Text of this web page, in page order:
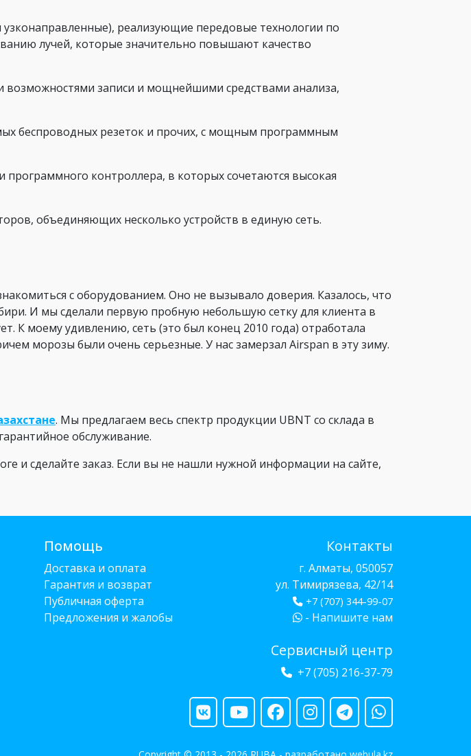
реализующие передовые технологии по
лучей, которые значительно повышают качество
записи и мощнейшими средствами анализа,
беспроводных резеток и прочих, с мощным программным
программного контроллера, в которых сочетаются высокая
объединяющих несколько устройств в единую сеть.
с оборудованием. Оно не вызывало доверия. Казалось, что
И мы сделали первую пробную небольшую сетку для клиента в
К моему удивлению, сеть (это был конец 2010 года) отработала
морозы были очень серьезные. У нас замерзал Airspan в эту зиму.
. Мы предлагаем весь спектр продукции UBNT со склада в
обслуживание.
и сделайте заказ. Если вы не нашли нужной информации на сайте,
Помощь
Доставка и оплата
Гарантия и возврат
Публичная оферта
Предложения и жалобы
Контакты
г. Алматы, 050057
ул. Тимирязева, 42/14
+7 (707) 344-99-07
- Напишите нам
Сервисный центр
+7 (705) 216-37-79